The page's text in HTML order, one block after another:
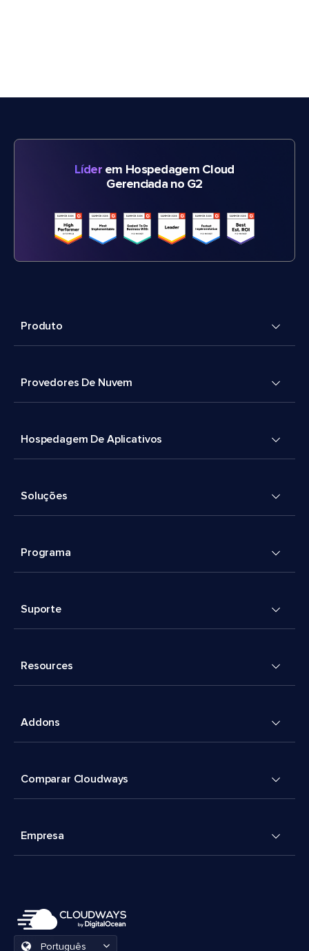
Líderem Hospedagem Cloud
Gerenciada no G2
Produto
Provedores De Nuvem
Hospedagem De Aplicativos
Soluções
Programa
Suporte
Resources
Addons
Comparar Cloudways
Empresa
Português